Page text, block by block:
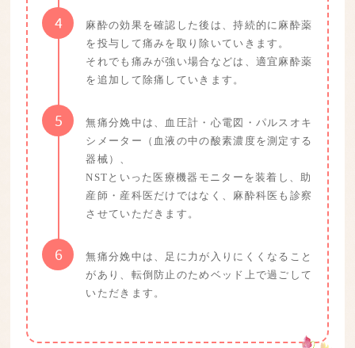
4
麻酔の効果を確認した後は、持続的に麻酔薬
を投与して痛みを取り除いていきます。
それでも痛みが強い場合などは、適宜麻酔薬
を追加して除痛していきます。
5
無痛分娩中は、血圧計・心電図・パルスオキ
シメーター（血液の中の酸素濃度を測定する
器械）、
NSTといった医療機器モニターを装着し、助
産師・産科医だけではなく、麻酔科医も診察
させていただきます。
6
無痛分娩中は、足に力が入りにくくなること
があり、転倒防止のためベッド上で過ごして
いただきます。